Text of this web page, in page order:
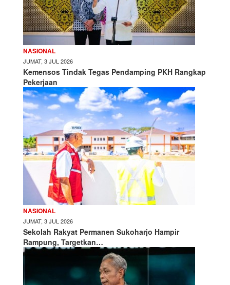
NASIONAL
JUMAT, 3 JUL 2026
Kemensos Tindak Tegas Pendamping PKH Rangkap
Pekerjaan
NASIONAL
JUMAT, 3 JUL 2026
Sekolah Rakyat Permanen Sukoharjo Hampir
Rampung, Targetkan…